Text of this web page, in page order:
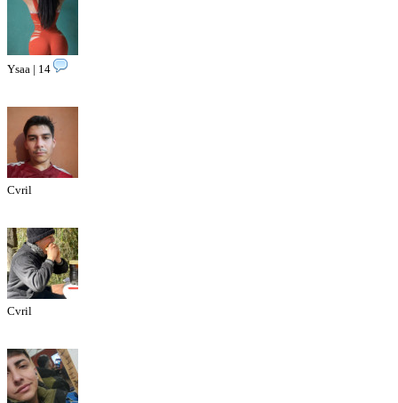
Ysaa | 14
Cvril
Cvril